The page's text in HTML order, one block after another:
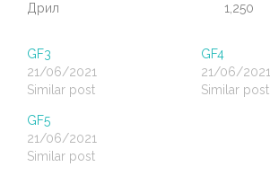
Дрил
1,250
GF3
21/06/2021
Similar post
GF4
21/06/2021
Similar post
GF5
21/06/2021
Similar post